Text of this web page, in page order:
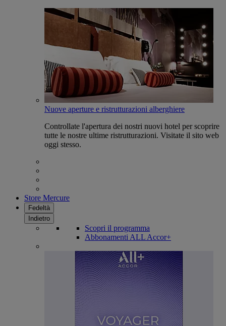
Nuove aperture e ristrutturazioni alberghiere
Controllate l'apertura dei nostri nuovi hotel per scoprire
tutte le nostre ultime ristrutturazioni. Visitate il sito web
oggi stesso.
Store Mercure
Fedeltà
Indietro
Scopri il programma
Abbonamenti ALL Accor+